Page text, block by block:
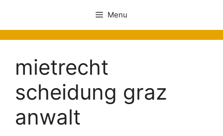
Menu
mietrecht
scheidung graz
anwalt